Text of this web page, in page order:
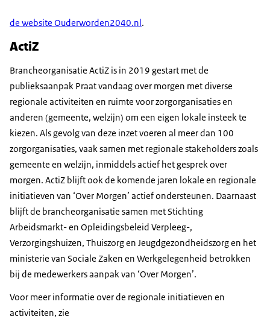
de website Ouderworden2040.nl .
ActiZ
Brancheorganisatie ActiZ is in 2019 gestart met de
publieksaanpak Praat vandaag over morgen met diverse
regionale activiteiten en ruimte voor zorgorganisaties en
anderen (gemeente, welzijn) om een eigen lokale insteek te
kiezen. Als gevolg van deze inzet voeren al meer dan 100
zorgorganisaties, vaak samen met regionale stakeholders zoals
gemeente en welzijn, inmiddels actief het gesprek over
morgen. ActiZ blijft ook de komende jaren lokale en regionale
initiatieven van ‘Over Morgen’ actief ondersteunen. Daarnaast
blijft de brancheorganisatie samen met Stichting
Arbeidsmarkt- en Opleidingsbeleid Verpleeg-,
Verzorgingshuizen, Thuiszorg en Jeugdgezondheidszorg en het
ministerie van Sociale Zaken en Werkgelegenheid betrokken
bij de medewerkers aanpak van ‘Over Morgen’.
Voor meer informatie over de regionale initiatieven en
activiteiten, zie